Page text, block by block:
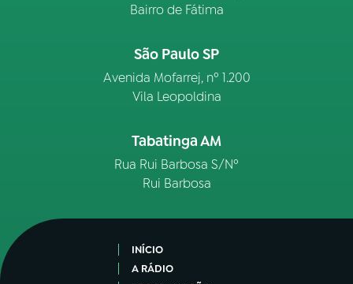
Bairro de Fátima
São Paulo SP
Avenida Mofarrej, nº 1.200
Vila Leopoldina
Tabatinga AM
Rua Rui Barbosa S/Nº
Rui Barbosa
INÍCIO
A RÁDIO